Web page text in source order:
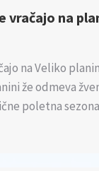
vračajo na
na Veliko
že odmeva
poletna